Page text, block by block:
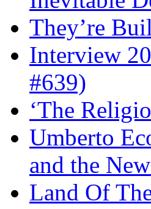
They’re
Interview
#639)
‘The
Umberto
and the
Land Of